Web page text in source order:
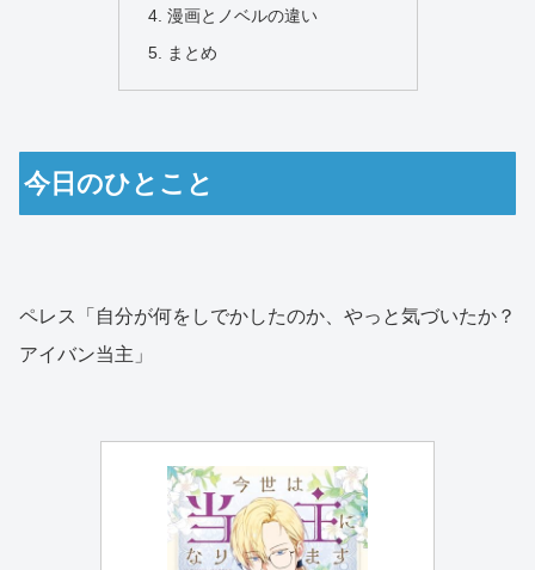
漫画とノベルの違い
まとめ
今日のひとこと
ペレス「自分が何をしでかしたのか、やっと気づいたか？
アイバン当主」